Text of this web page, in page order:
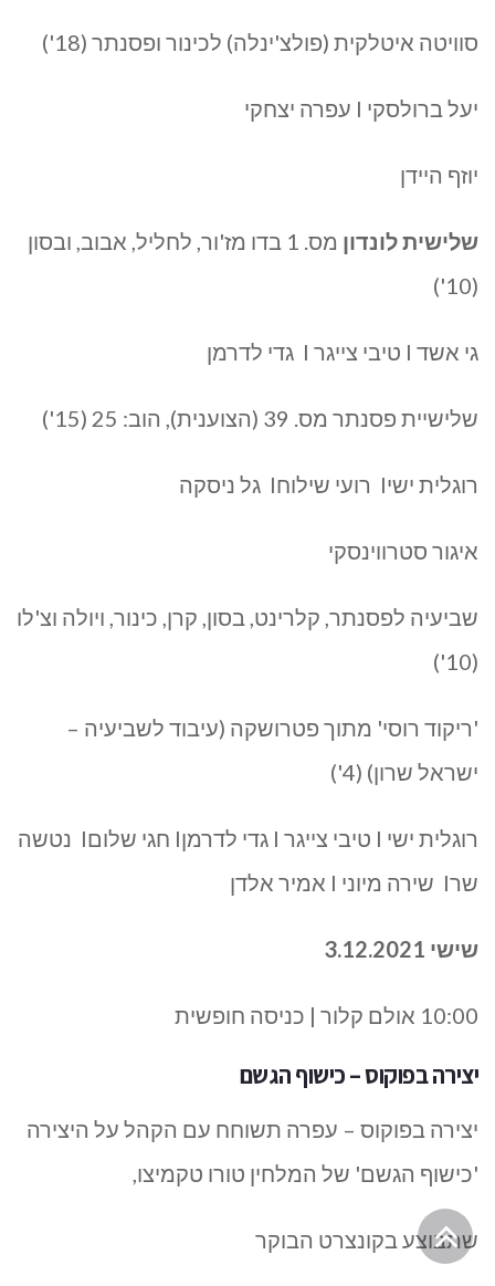
סוויטה איטלקית (פולצ'ינלה) לכינור ופסנתר (18')
יעל ברולסקי I עפרה יצחקי
יוזף היידן
שלישית לונדון
מס. 1 בדו מז'ור, לחליל, אבוב, ובסון
(10')
גי אשד I טיבי צייגר I גדי לדרמן
שלישיית פסנתר מס. 39 (הצוענית), הוב: 25 (15')
רוגלית ישיI רועי שילוחI גל ניסקה
איגור סטרווינסקי
שביעיה לפסנתר, קלרינט, בסון, קרן, כינור, ויולה וצ'לו
(10')
'ריקוד רוסי' מתוך פטרושקה (עיבוד לשביעיה –
ישראל שרון) (4')
רוגלית ישי I טיבי צייגר I גדי לדרמןI חגי שלוםI נטשה
שרI שירה מיוני I אמיר אלדן
שישי 3.12.2021
10:00 אולם קלור | כניסה חופשית
יצירה בפוקוס – כישוף הגשם
יצירה בפוקוס – עפרה תשוחח עם הקהל על היצירה
'כישוף הגשם' של המלחין טורו טקמיצו,
שתבוצע בקונצרט הבוקר
גלילה
לראש